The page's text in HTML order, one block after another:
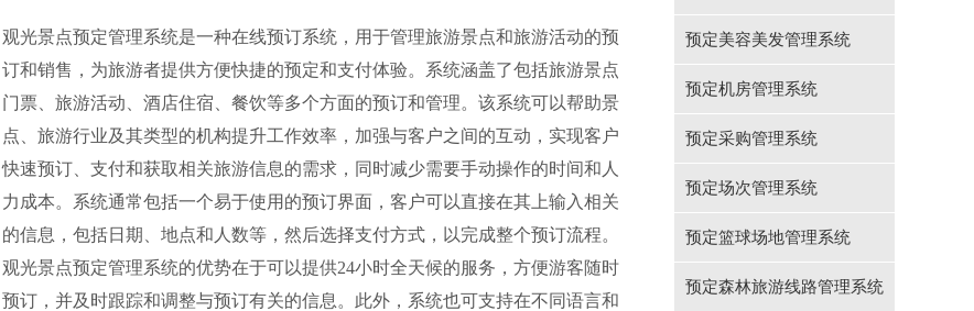
观光景点预定管理系统是一种在线预订系统，用于管理旅游景点和旅游活动的预
订和销售，为旅游者提供方便快捷的预定和支付体验。系统涵盖了包括旅游景点
门票、旅游活动、酒店住宿、餐饮等多个方面的预订和管理。该系统可以帮助景
点、旅游行业及其类型的机构提升工作效率，加强与客户之间的互动，实现客户
快速预订、支付和获取相关旅游信息的需求，同时减少需要手动操作的时间和人
力成本。系统通常包括一个易于使用的预订界面，客户可以直接在其上输入相关
的信息，包括日期、地点和人数等，然后选择支付方式，以完成整个预订流程。
观光景点预定管理系统的优势在于可以提供24小时全天候的服务，方便游客随时
预订，并及时跟踪和调整与预订有关的信息。此外，系统也可支持在不同语言和
预定美容美发管理系统
预定机房管理系统
预定采购管理系统
预定场次管理系统
预定篮球场地管理系统
预定森林旅游线路管理系统